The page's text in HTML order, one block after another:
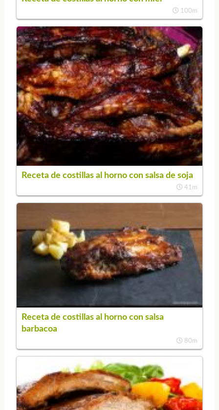
100m
Receta de costillas al horno con salsa de soja
41m
Receta de costillas al horno con salsa
barbacoa
80m